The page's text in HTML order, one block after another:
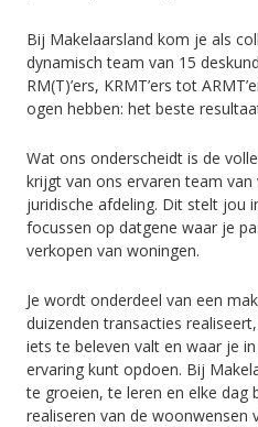
Bij Makelaarsland kom je als
dynamisch team van 15
RM(T)’ers, KRMT’ers tot
ogen hebben: het beste
Wat ons onderscheidt is de
krijgt van ons ervaren team
juridische afdeling. Dit stelt jou
focussen op datgene waar je
verkopen van woningen.
Je wordt onderdeel van een
duizenden transacties
iets te beleven valt en waar je
ervaring kunt opdoen. Bij
te groeien, te leren en elke dag
realiseren van de woonwensen